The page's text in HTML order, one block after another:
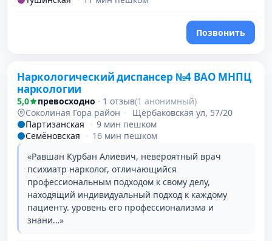
Позвонить
Наркологический диспансер №4 ВАО МНПЦ
наркологии
5,0 превосходно · 1 отзыв(1 анонимный)
Соколиная Гора район ·
Щербаковская ул, 57/20
Партизанская
· 9 мин пешком
Семёновская
· 16 мин пешком
«Равшан Курбан Алиевич, невероятный врач
психиатр нарколог, отличающийся
профессиональным подходом к свому делу,
находящий индивидуальный подход к каждому
пациенту. уровень его профессионализма и
знани…»